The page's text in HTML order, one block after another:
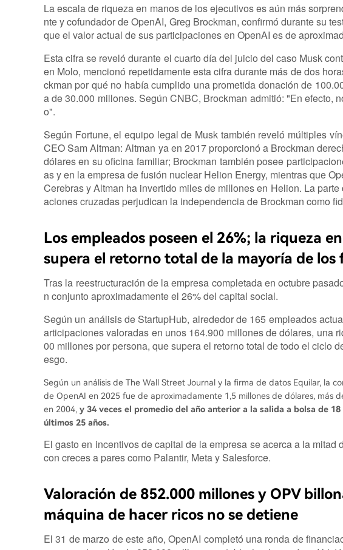
La escala de riqueza en manos de los ejecutivos es aún más
nte y cofundador de OpenAI, Greg Brockman, confirmó durante su
que el valor actual de sus participaciones en OpenAI es de
Esta cifra se reveló durante el cuarto día del juicio del caso Musk
en Molo, mencionó repetidamente esta cifra durante más de dos
ckman por qué no había cumplido una prometida donación de
a de 30.000 millones. Según CNBC, Brockman admitió: "En efecto,
o".
Según Fortune, el equipo legal de Musk también reveló múltiples
CEO Sam Altman: Altman ya en 2017 proporcionó a Brockman
dólares en su oficina familiar; Brockman también posee
as y en la empresa de fusión nuclear Helion Energy, mientras que
Cerebras y Altman ha invertido miles de millones en Helion. La
aciones cruzadas perjudican la independencia de Brockman como
Los empleados poseen el 26%; la riqueza
supera el retorno total de la mayoría de los
Tras la reestructuración de la empresa completada en octubre
n conjunto aproximadamente el 26% del capital social.
Según un análisis de StartupHub, alrededor de 165 empleados
articipaciones valoradas en unos 164.900 millones de dólares, una
00 millones por persona, que supera el retorno total de todo el ciclo
esgo.
Según un análisis de The Wall Street Journal y la firma de datos Equilar, la
de OpenAI en 2025 fue de aproximadamente 1,5 millones de dólares, más
en 2004, y 34 veces el promedio del año anterior a la salida a bolsa de
últimos 25 años.
El gasto en incentivos de capital de la empresa se acerca a la mitad
con creces a pares como Palantir, Meta y Salesforce.
Valoración de 852.000 millones y OPV
máquina de hacer ricos no se detiene
El 31 de marzo de este año, OpenAI completó una ronda de